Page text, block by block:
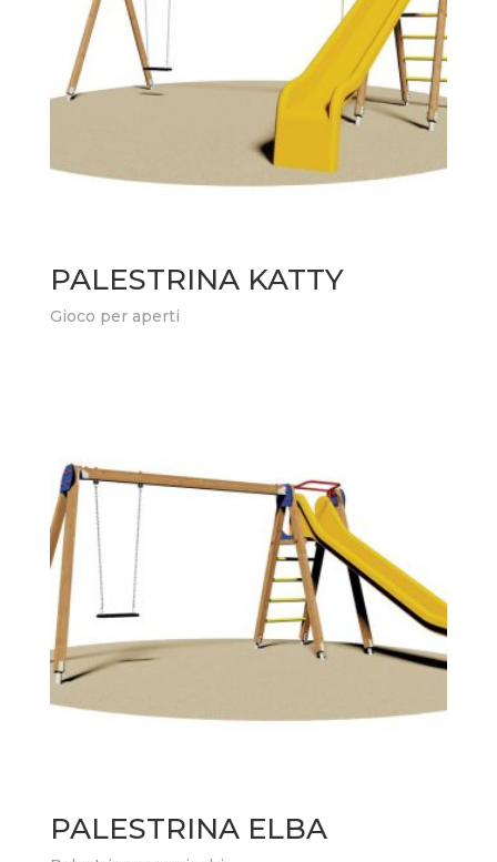
PALESTRINA KATTY
Gioco per aperti
PALESTRINA ELBA